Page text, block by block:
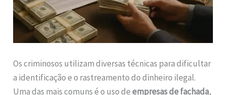
Os criminosos utilizam diversas técnicas para dificultar
a identificação e o rastreamento do dinheiro ilegal.
Uma das mais comuns é o uso deempresas de fachada,